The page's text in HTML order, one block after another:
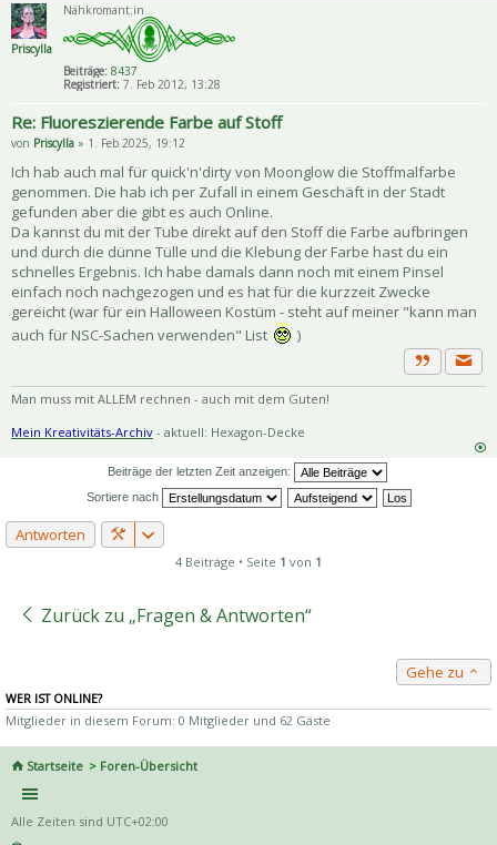
Priscylla
Nähkromant:in
Beiträge: 8437
Registriert: 7. Feb 2012, 13:28
Re: Fluoreszierende Farbe auf Stoff
von Priscylla » 1. Feb 2025, 19:12
Ich hab auch mal für quick'n'dirty von Moonglow die Stoffmalfarbe
genommen. Die hab ich per Zufall in einem Geschäft in der Stadt
gefunden aber die gibt es auch Online.
Da kannst du mit der Tube direkt auf den Stoff die Farbe aufbringen
und durch die dünne Tülle und die Klebung der Farbe hast du ein
schnelles Ergebnis. Ich habe damals dann noch mit einem Pinsel
einfach noch nachgezogen und es hat für die kurzzeit Zwecke
gereicht (war für ein Halloween Kostüm - steht auf meiner "kann man
auch für NSC-Sachen verwenden" List
)
Zitat
Man muss mit ALLEM rechnen - auch mit dem Guten!
Mein Kreativitäts-Archiv - aktuell: Hexagon-Decke
Beiträge der letzten Zeit anzeigen:
Sortiere nach
Antworten
4 Beiträge • Seite 1 von 1
Zurück zu „Fragen & Antworten“
Gehe zu
WER IST ONLINE?
Mitglieder in diesem Forum: 0 Mitglieder und 62 Gäste
Startseite Foren-Übersicht
Alle Zeiten sind UTC+02:00